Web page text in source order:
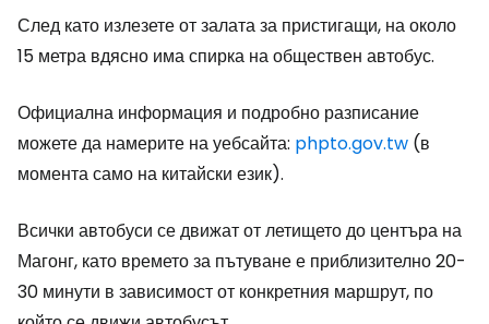
След като излезете от залата за пристигащи, на около
15 метра вдясно има спирка на обществен автобус.
Официална информация и подробно разписание
можете да намерите на уебсайта: phpto.gov.tw (в
момента само на китайски език).
Всички автобуси се движат от летището до центъра на
Магонг, като времето за пътуване е приблизително 20-
30 минути в зависимост от конкретния маршрут, по